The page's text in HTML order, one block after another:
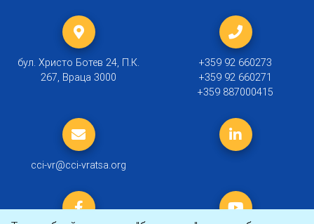
бул. Христо Ботев 24, П.К.
267, Враца 3000
+359 92 660273
+359 92 660271
+359 887000415
cci-vr@cci-vratsa.org